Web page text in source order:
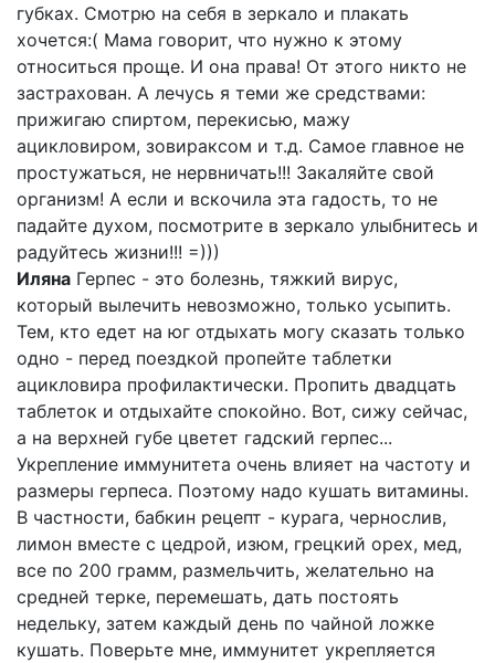
губках. Смотрю на себя в зеркало и плакать
хочется:( Мама говорит, что нужно к этому
относиться проще. И она права! От этого никто не
застрахован. А лечусь я теми же средствами:
прижигаю спиртом, перекисью, мажу
ацикловиром, зовираксом и т.д. Самое главное не
простужаться, не нервничать!!! Закаляйте свой
организм! А если и вскочила эта гадость, то не
падайте духом, посмотрите в зеркало улыбнитесь и
радуйтесь жизни!!! =)))
Иляна Герпес - это болезнь, тяжкий вирус,
который вылечить невозможно, только усыпить.
Тем, кто едет на юг отдыхать могу сказать только
одно - перед поездкой пропейте таблетки
ацикловира профилактически. Пропить двадцать
таблеток и отдыхайте спокойно. Вот, сижу сейчас,
а на верхней губе цветет гадский герпес...
Укрепление иммунитета очень влияет на частоту и
размеры герпеса. Поэтому надо кушать витамины.
В частности, бабкин рецепт - курага, чернослив,
лимон вместе с цедрой, изюм, грецкий орех, мед,
все по 200 грамм, размельчить, желательно на
средней терке, перемешать, дать постоять
недельку, затем каждый день по чайной ложке
кушать. Поверьте мне, иммунитет укрепляется